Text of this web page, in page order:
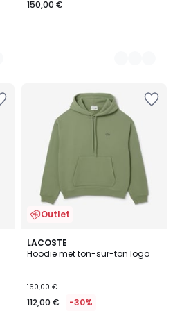
150,00 €
Outlet
LACOSTE
Hoodie met ton-sur-ton logo
160,00 €
112,00 € -30%
3
Kleuren